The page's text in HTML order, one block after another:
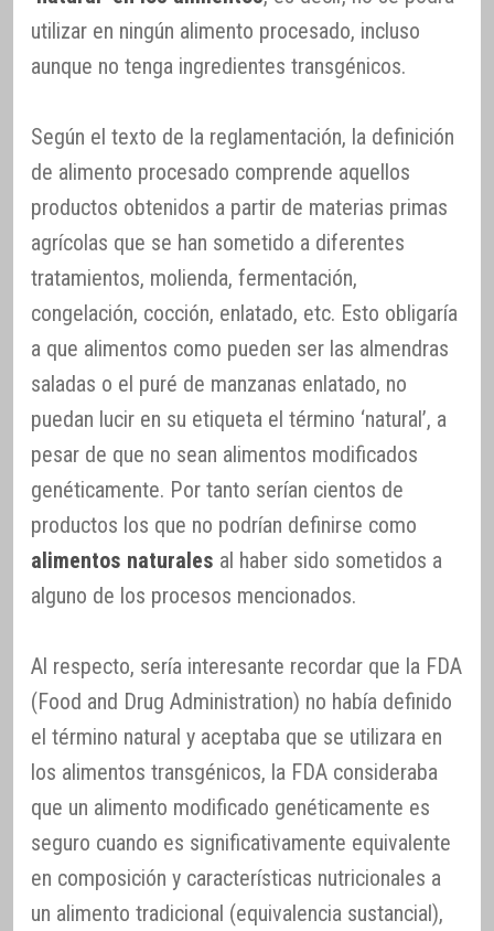
utilizar en ningún alimento procesado, incluso
aunque no tenga ingredientes transgénicos.
Según el texto de la reglamentación, la definición
de alimento procesado comprende aquellos
productos obtenidos a partir de materias primas
agrícolas que se han sometido a diferentes
tratamientos, molienda, fermentación,
congelación, cocción, enlatado, etc. Esto obligaría
a que alimentos como pueden ser las almendras
saladas o el puré de manzanas enlatado, no
puedan lucir en su etiqueta el término ‘natural’, a
pesar de que no sean alimentos modificados
genéticamente. Por tanto serían cientos de
productos los que no podrían definirse como
alimentos naturales al haber sido sometidos a
alguno de los procesos mencionados.
Al respecto, sería interesante recordar que la FDA
(Food and Drug Administration) no había definido
el término natural y aceptaba que se utilizara en
los alimentos transgénicos, la FDA consideraba
que un alimento modificado genéticamente es
seguro cuando es significativamente equivalente
en composición y características nutricionales a
un alimento tradicional (equivalencia sustancial),